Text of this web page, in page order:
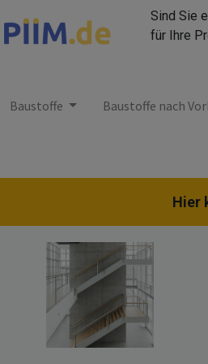
Sind Sie
für Ihre
Baustoffe
Baustoffe nach
Hier